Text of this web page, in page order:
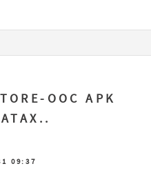
ООС APK
2013-07-31 09:37